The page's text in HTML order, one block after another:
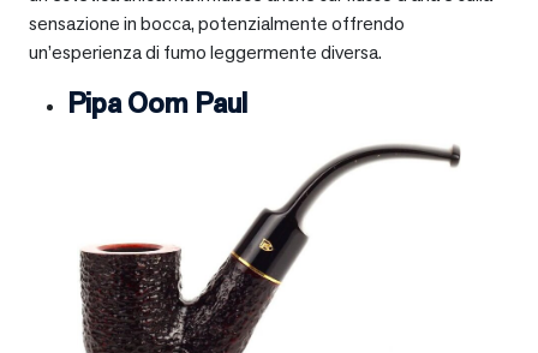
sensazione in bocca, potenzialmente offrendo
un’esperienza di fumo leggermente diversa.
Pipa Oom Paul